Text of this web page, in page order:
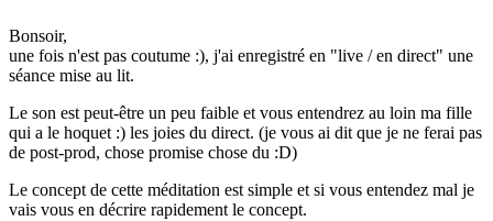
Bonsoir,
une fois n'est pas coutume :), j'ai enregistré en "live / en direct" une
séance mise au lit.
Le son est peut-être un peu faible et vous entendrez au loin ma fille
qui a le hoquet :) les joies du direct. (je vous ai dit que je ne ferai pas
de post-prod, chose promise chose du :D)
Le concept de cette méditation est simple et si vous entendez mal je
vais vous en décrire rapidement le concept.